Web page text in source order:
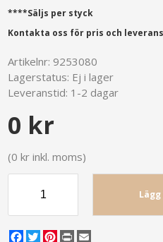
****Säljs per styck
Kontakta oss för pris och
Artikelnr: 9253080
Lagerstatus: Ej i lager
Leveranstid: 1-2 dagar
0 kr
(0 kr inkl. moms)
Facebook
TwitterPinterest
Print